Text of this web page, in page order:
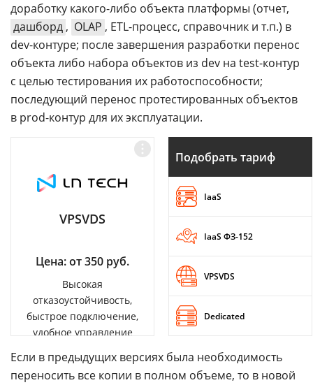
доработку какого-либо объекта платформы (отчет,
дашборд , OLAP , ETL-процесс, справочник и т.п.) в
dev-контуре; после завершения разработки перенос
объекта либо набора объектов из dev на test-контур
с целью тестирования их работоспособности;
последующий перенос протестированных объектов
в prod-контур для их эксплуатации.
VPSVDS
Цена: от 350 руб.
Высокая
отказоустойчивость,
быстрое подключение,
удобное управление
Подобрать тариф
IaaS
IaaS ФЗ-152
VPSVDS
Dedicated
Если в предыдущих версиях была необходимость
переносить все копии в полном объеме, то в новой